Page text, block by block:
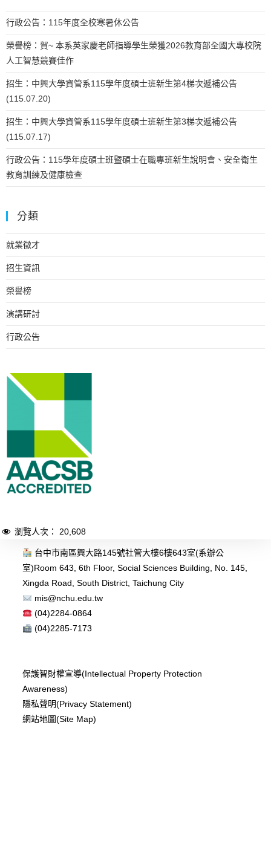
行政公告：115年度全校寒暑休公告
榮譽榜：賀~ 本系英家慶老師指導學生榮獲2026教育部全國大專校院
人工智慧競賽佳作
招生：中興大學資管系115學年度碩士班新生第4梯次遞補公告
(115.07.20)
招生：中興大學資管系115學年度碩士班新生第3梯次遞補公告
(115.07.17)
行政公告：115學年度碩士班暨碩士在職專班新生說明會、安全衛生
教育訓練及健康檢查
分類
就業徵才
招生資訊
榮譽榜
演講研討
行政公告
瀏覽人次： 20,608
台中市南區興大路145號社管大樓6樓643室(系辦公
室)Room 643, 6th Floor, Social Sciences Building, No. 145,
Xingda Road, South District, Taichung City
mis@nchu.edu.tw
(04)2284-0864
(04)2285-7173
保護智財權宣導(Intellectual Property Protection
Awareness)
隱私聲明(Privacy Statement)
網站地圖(Site Map)